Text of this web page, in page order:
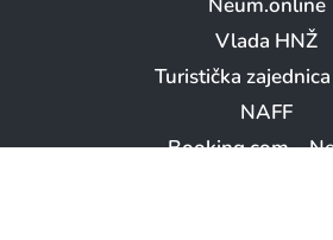
Neum.online
Vlada HNŽ
Turistička
NAFF
Booking.com –